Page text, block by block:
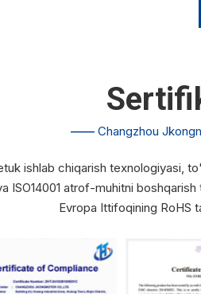
—— Changzhou
ishlab chiqarish texnologiyasi,
ISO14001 atrof-muhitni
Evropa Ittifoqining RoHS